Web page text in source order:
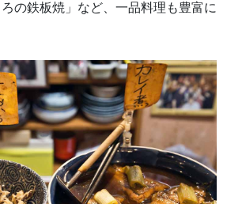
の鉄板焼」など、一品料理も豊富に